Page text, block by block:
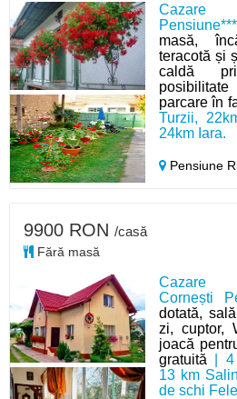
Cazare
masă,
teracotă și
caldă
parcare în
Turzii,
24km Iara.
Pensiune
Cazare
Cornești
dotată,
zi, cuptor,
joacă
gratuită | 4
13 km
de schi
9900 RON /casă
Fără masă